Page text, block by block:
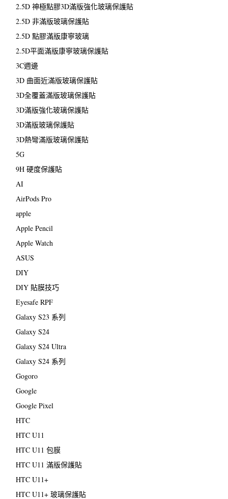
2.5D 神極點膠3D滿版強化玻璃保護貼
2.5D 非滿版玻璃保護貼
2.5D 點膠滿版康寧玻璃
2.5D平面滿版康寧玻璃保護貼
3C週邊
3D 曲面近滿版玻璃保護貼
3D全覆蓋滿版玻璃保護貼
3D滿版強化玻璃保護貼
3D滿版玻璃保護貼
3D熱彎滿版玻璃保護貼
5G
9H 硬度保護貼
AI
AirPods Pro
apple
Apple Pencil
Apple Watch
ASUS
DIY
DIY 貼膜技巧
Eyesafe RPF
Galaxy S23 系列
Galaxy S24
Galaxy S24 Ultra
Galaxy S24 系列
Gogoro
Google
Google Pixel
HTC
HTC U11
HTC U11 包膜
HTC U11 滿版保護貼
HTC U11+
HTC U11+ 玻璃保護貼